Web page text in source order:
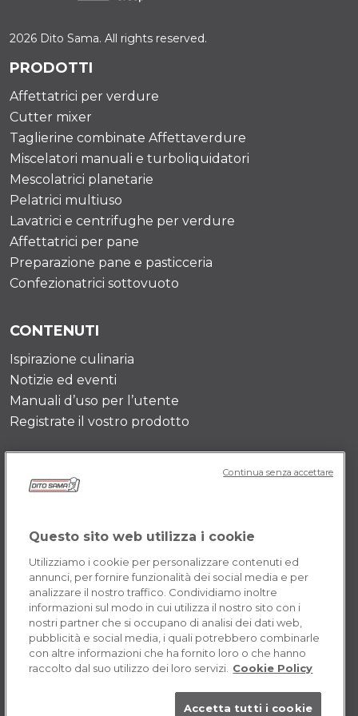
2026 Dito Sama. All rights reserved.
PRODOTTI
Affettatrici per verdure
Cutter mixer
Taglierine combinate Affettaverdure
Miscelatori manuali e turboliquidatori
Mescolatrici planetarie
Pelatrici multiuso
Lavatrici e centrifughe per verdure
Affettatrici per pane
Preparazione pane e pasticceria
Confezionatrici sottovuoto
CONTENUTI
Ispirazione culinaria
Notizie ed eventi
Manuali d’uso per l’utente
Registrate il vostro prodotto
Storia dell’azienda
Valore e missione
Contattaci
Opportunità di carriera
POLICY IT
Termini e Condizioni
Cookie
Questo sito web utilizza i cookie
Utilizziamo i cookie per personalizzare contenuti ed
annunci, per fornire funzionalità dei social media e per
analizzare il nostro traffico. Condividiamo inoltre
informazioni sul modo in cui utilizza il nostro sito con i
nostri partner che si occupano di analisi dei dati web,
pubblicità e social media, i quali potrebbero combinarle
con altre informazioni che ha fornito loro o che hanno
raccolto dal suo utilizzo dei loro servizi. Cookie Policy
Accetta tutti i cookie
Continua senza accettare